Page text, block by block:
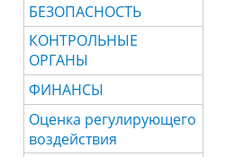
БЕЗОПАСНОСТЬ
КОНТРОЛЬНЫЕ
ОРГАНЫ
ФИНАНСЫ
Оценка регулирующего
воздействия